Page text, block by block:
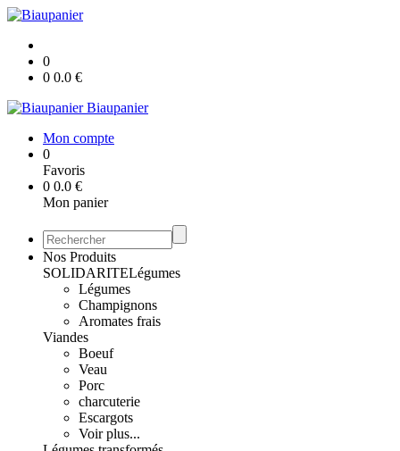
0
0 0.0 €
Biaupanier
Mon compte
0
Favoris
0 0.0 €
Mon panier
Nos Produits
SOLIDARITELégumes
Légumes
Champignons
Aromates frais
Viandes
Boeuf
Veau
Porc
charcuterie
Escargots
Voir plus...